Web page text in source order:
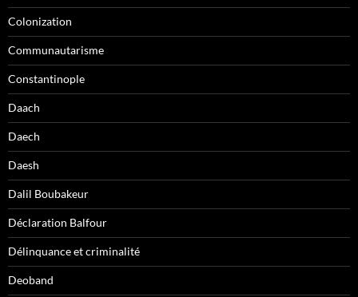
Colonization
Communautarisme
Constantinople
Daach
Daech
Daesh
Dalil Boubakeur
Déclaration Balfour
Délinquance et criminalité
Deoband